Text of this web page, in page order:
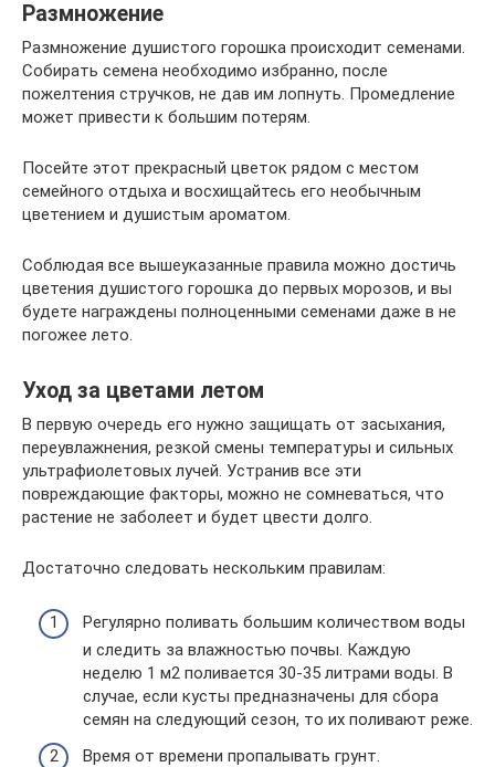
Размножение
Размножение душистого горошка происходит семенами.
Собирать семена необходимо избранно, после
пожелтения стручков, не дав им лопнуть. Промедление
может привести к большим потерям.
Посейте этот прекрасный цветок рядом с местом
семейного отдыха и восхищайтесь его необычным
цветением и душистым ароматом.
Соблюдая все вышеуказанные правила можно достичь
цветения душистого горошка до первых морозов, и вы
будете награждены полноценными семенами даже в не
погожее лето.
Уход за цветами летом
В первую очередь его нужно защищать от засыхания,
переувлажнения, резкой смены температуры и сильных
ультрафиолетовых лучей. Устранив все эти
повреждающие факторы, можно не сомневаться, что
растение не заболеет и будет цвести долго.
Достаточно следовать нескольким правилам:
Регулярно поливать большим количеством воды
и следить за влажностью почвы. Каждую
неделю 1 м2 поливается 30-35 литрами воды. В
случае, если кусты предназначены для сбора
семян на следующий сезон, то их поливают реже.
Время от времени пропалывать грунт.